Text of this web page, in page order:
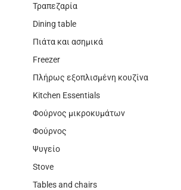
Τραπεζαρία
Dining table
Πιάτα και ασημικά
Freezer
Πλήρως εξοπλισμένη κουζίνα
Kitchen Essentials
Φούρνος μικροκυμάτων
Φούρνος
Ψυγείο
Stove
Tables and chairs